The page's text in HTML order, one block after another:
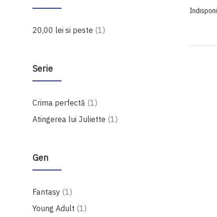
20,00 lei si peste 1produs
Serie
Crima perfectă 1produs
Atingerea lui Juliette 1produs
Gen
Fantasy 1produs
Young Adult 1produs